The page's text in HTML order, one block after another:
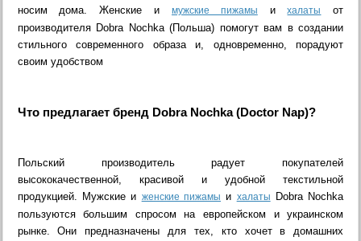
носим дома. Женские и мужские пижамы ихалаты
от
производителя Dobra Nochka (Польша) помогут вам в создании
стильного современного образа и, одновременно, порадуют
своим удобством
Что предлагает бренд Dobra Nochka (Doctor Nap)?
Польский производитель радует покупателей
высококачественной, красивой и удобной текстильной
продукцией. Мужские и женские пижамы и халаты Dobra Nochka
пользуются большим спросом на европейском и украинском
рынке. Они предназначены для тех, кто хочет в домашних